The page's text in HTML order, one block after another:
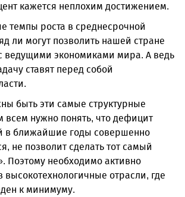
кажется неплохим достижением.
темпы роста в среднесрочной
ли могут позволить нашей стране
ведущими экономиками мира. А ведь
ставят перед собой
быть эти самые структурные
всем нужно понять, что дефицит
в ближайшие годы совершенно
не позволит сделать тот самый
Поэтому необходимо активно
высокотехнологичные отрасли, где
к минимуму.